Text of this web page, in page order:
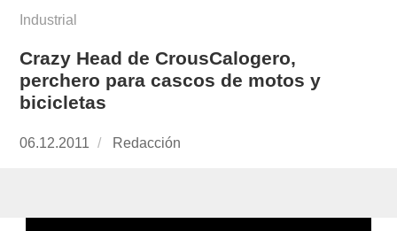
Industrial
Crazy Head de CrousCalogero,
perchero para cascos de motos y
bicicletas
Publicado
06.12.2011 https://www.experimenta.es/author/redaccion/
Redacción